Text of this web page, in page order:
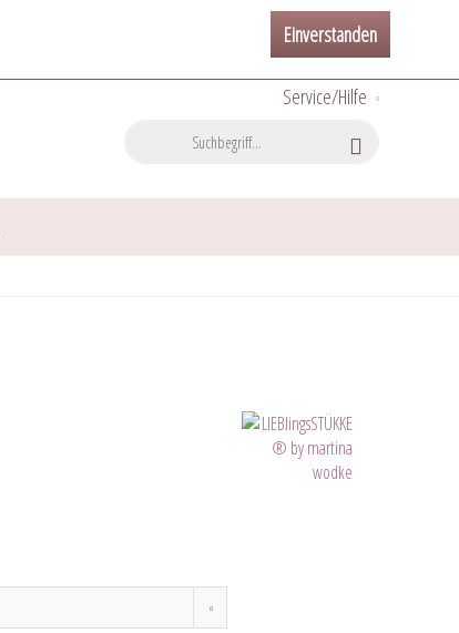
Einverstanden
Service/Hilfe